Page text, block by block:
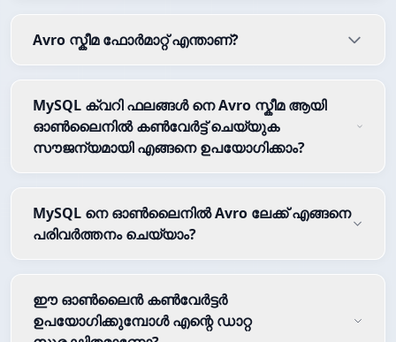
Avro സ്കീമ ഫോർമാറ്റ് എന്താണ്?
MySQL ക്വറി ഫലങ്ങൾ നെ Avro സ്കീമ ആയി
ഓൺലൈനിൽ കൺവേർട്ട് ചെയ്യുക
സൗജന്യമായി എങ്ങനെ ഉപയോഗിക്കാം?
MySQL നെ ഓൺലൈനിൽ Avro ലേക്ക് എങ്ങനെ
പരിവർത്തനം ചെയ്യാം?
ഈ ഓൺലൈൻ കൺവേർട്ടർ
ഉപയോഗിക്കുമ്പോൾ എന്റെ ഡാറ്റ